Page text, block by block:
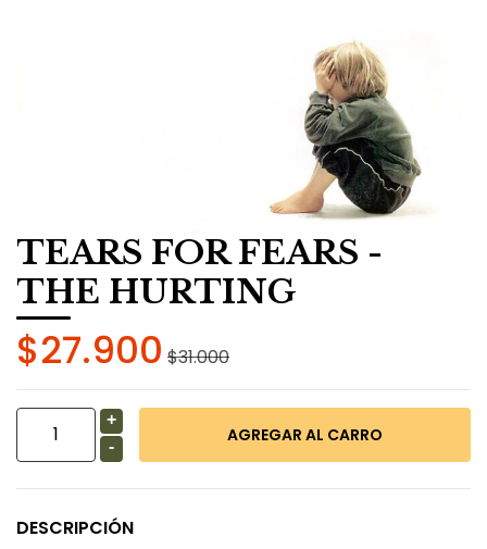
TEARS FOR FEARS -
THE HURTING
$27.900 $31.000
+
-
DESCRIPCIÓN